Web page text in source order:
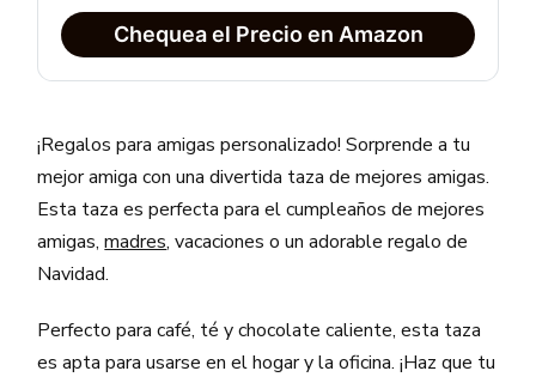
Chequea el Precio en Amazon
¡Regalos para amigas personalizado! Sorprende a tu
mejor amiga con una divertida taza de mejores amigas.
Esta taza es perfecta para el cumpleaños de mejores
amigas,madres, vacaciones o un adorable regalo de
Navidad.
Perfecto para café, té y chocolate caliente, esta taza
es apta para usarse en el hogar y la oficina. ¡Haz que tu